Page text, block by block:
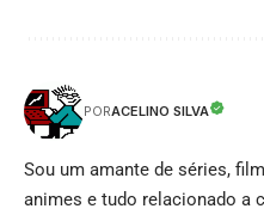
PORACELINO SILVA
Sou um amante de séries,
animes e tudo relacionado a